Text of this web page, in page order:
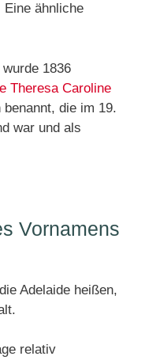
Eine ähnliche
1836
Theresa Caroline
die im 19.
war und als
Vornamens
Adelaide heißen,
relativ